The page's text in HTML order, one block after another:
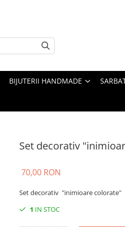
BIJUTERII HANDMADE
Set decorativ
70,00 RON
Set decorativ "inimioare colorate"
1 IN STOC